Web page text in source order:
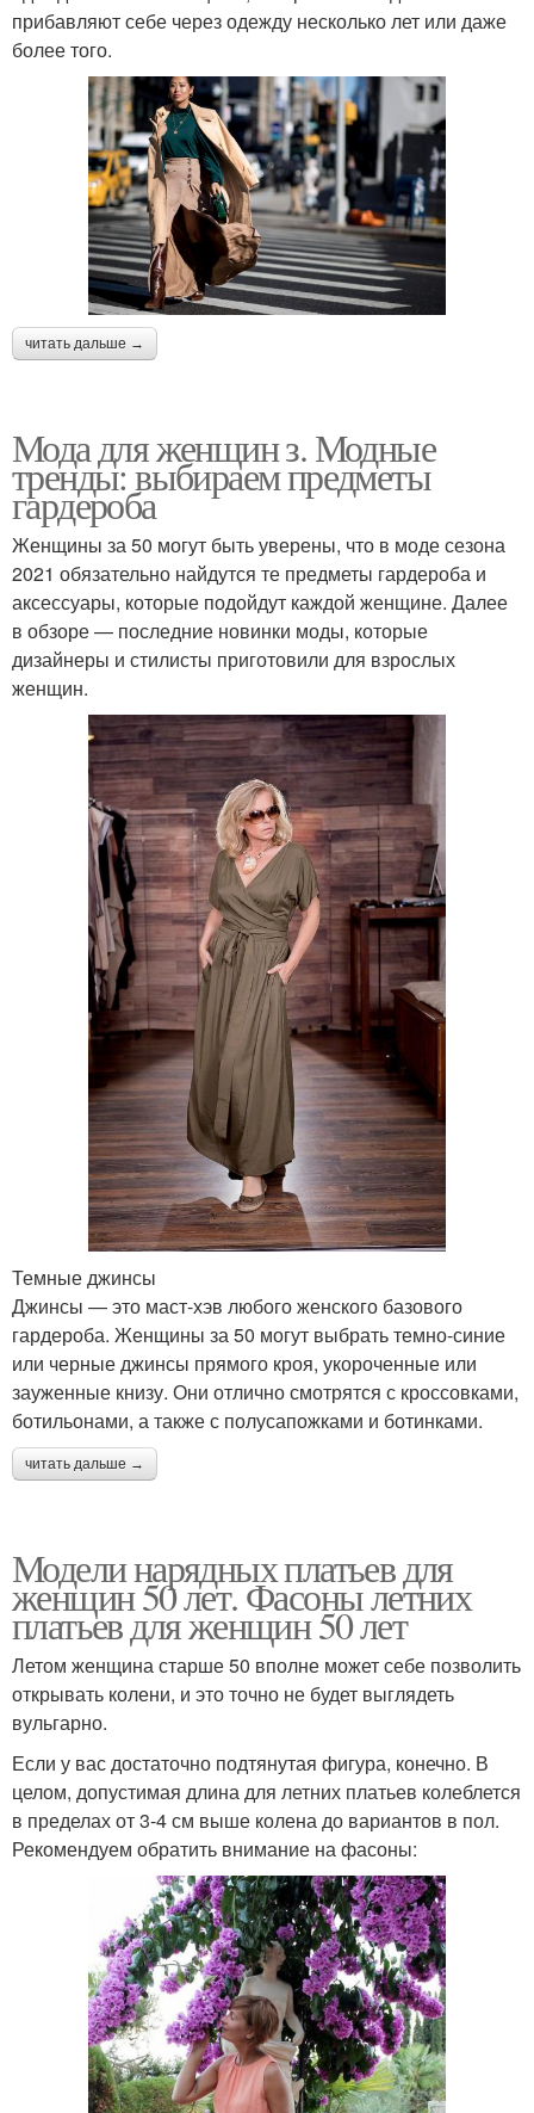
прибавляют себе через одежду несколько лет или даже
более того.
читать дальше →
Мода для женщин з. Модные
тренды: выбираем предметы
гардероба
Женщины за 50 могут быть уверены, что в моде сезона
2021 обязательно найдутся те предметы гардероба и
аксессуары, которые подойдут каждой женщине. Далее
в обзоре — последние новинки моды, которые
дизайнеры и стилисты приготовили для взрослых
женщин.
Темные джинсы
Джинсы — это маст-хэв любого женского базового
гардероба. Женщины за 50 могут выбрать темно-синие
или черные джинсы прямого кроя, укороченные или
зауженные книзу. Они отлично смотрятся с кроссовками,
ботильонами, а также с полусапожками и ботинками.
читать дальше →
Модели нарядных платьев для
женщин 50 лет. Фасоны летних
платьев для женщин 50 лет
Летом женщина старше 50 вполне может себе позволить
открывать колени, и это точно не будет выглядеть
вульгарно.
Если у вас достаточно подтянутая фигура, конечно. В
целом, допустимая длина для летних платьев колеблется
в пределах от 3-4 см выше колена до вариантов в пол.
Рекомендуем обратить внимание на фасоны: